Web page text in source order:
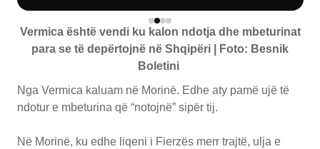
Vermica është vendi ku kalon ndotja dhe mbeturinat
para se të depërtojnë në Shqipëri | Foto: Besnik
Boletini
Nga Vermica kaluam në Morinë. Edhe aty pamë ujë të
ndotur e mbeturina që “notojnë” sipër tij.
Në Morinë, ku edhe liqeni i Fierzës merr trajtë, ulja e